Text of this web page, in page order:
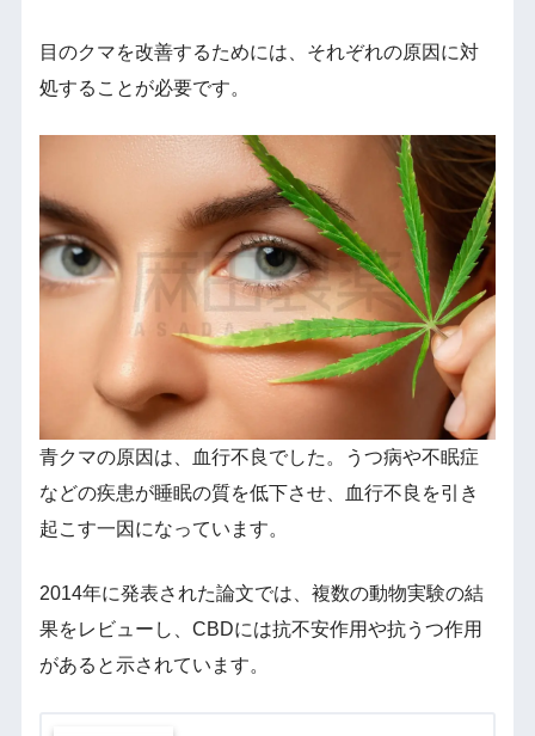
目のクマを改善するためには、それぞれの原因に対
処することが必要です。
青クマの原因は、血行不良でした。うつ病や不眠症
などの疾患が睡眠の質を低下させ、血行不良を引き
起こす一因になっています。
2014年に発表された論文では、複数の動物実験の結
果をレビューし、CBDには抗不安作用や抗うつ作用
があると示されています。